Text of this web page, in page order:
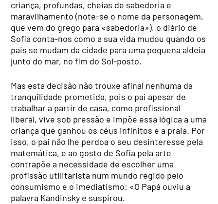
criança, profundas, cheias de sabedoria e
maravilhamento (note-se o nome da personagem,
que vem do grego para «sabedoria»), o diário de
Sofia conta-nos como a sua vida mudou quando os
pais se mudam da cidade para uma pequena aldeia
junto do mar, no fim do Sol-posto.
Mas esta decisão não trouxe afinal nenhuma da
tranquilidade prometida, pois o pai apesar de
trabalhar a partir de casa, como profissional
liberal, vive sob pressão e impõe essa lógica a uma
criança que ganhou os céus infinitos e a praia. Por
isso, o pai não lhe perdoa o seu desinteresse pela
matemática, e ao gosto de Sofia pela arte
contrapõe a necessidade de escolher uma
profissão utilitarista num mundo regido pelo
consumismo e o imediatismo: «O Papá ouviu a
palavra Kandinsky e suspirou.